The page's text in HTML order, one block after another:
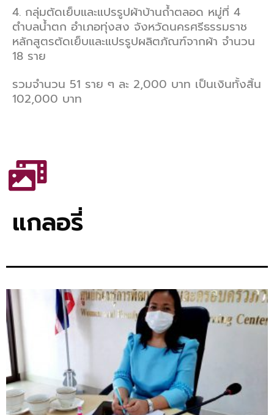
4. กลุ่มตัดเย็บและแปรรูปผ้าบ้านถ้ำตลอด หมู่ที่ 4
ตำบลน้ำตก อำเภอทุ่งสง จังหวัดนครศรีธรรมราช
หลักสูตรตัดเย็บและแปรรูปผลิตภัณฑ์จากผ้า จำนวน
18 ราย
รวมจำนวน 51 ราย ๆ ละ 2,000 บาท เป็นเงินทั้งสิ้น
102,000 บาท
แกลอรี่